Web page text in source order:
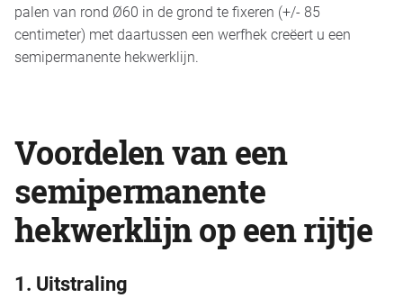
palen van rond Ø60 in de grond te fixeren (+/- 85
centimeter) met daartussen een werfhek creëert u een
semipermanente hekwerklijn.
Voordelen van een
semipermanente
hekwerklijn op een rijtje
1. Uitstraling